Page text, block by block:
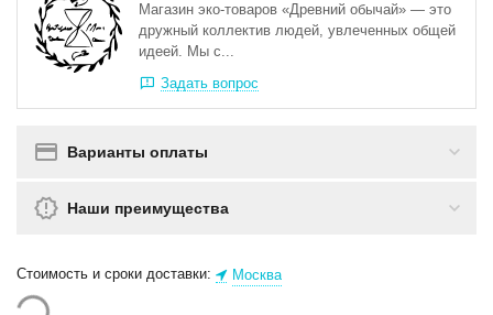
Магазин эко-товаров «Древний обычай» — это
дружный коллектив людей, увлеченных общей
идеей. Мы с...
Задать вопрос
Варианты оплаты
Наши преимущества
Стоимость и сроки доставки: Москва